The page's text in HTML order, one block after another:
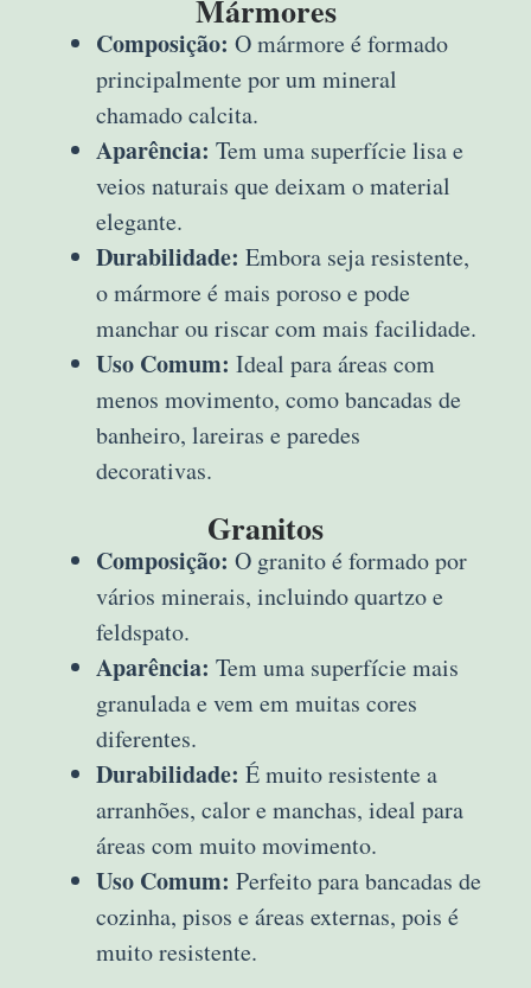
Mármores
Composição: O mármore é formado
principalmente por um mineral
chamado calcita.
Aparência: Tem uma superfície lisa e
veios naturais que deixam o material
elegante.
Durabilidade: Embora seja resistente,
o mármore é mais poroso e pode
manchar ou riscar com mais facilidade.
Uso Comum: Ideal para áreas com
menos movimento, como bancadas de
banheiro, lareiras e paredes
decorativas.
Granitos
Composição: O granito é formado por
vários minerais, incluindo quartzo e
feldspato.
Aparência: Tem uma superfície mais
granulada e vem em muitas cores
diferentes.
Durabilidade: É muito resistente a
arranhões, calor e manchas, ideal para
áreas com muito movimento.
Uso Comum: Perfeito para bancadas de
cozinha, pisos e áreas externas, pois é
muito resistente.